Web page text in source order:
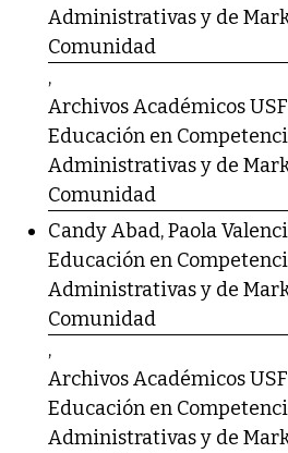
Administrativas y de
Comunidad
,
Archivos Académicos
Educación en
Administrativas y de
Comunidad
Candy Abad, Paola
Educación en
Administrativas y de
Comunidad
,
Archivos Académicos
Educación en
Administrativas y de